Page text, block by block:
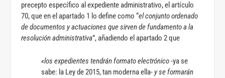
precepto específico al expediente administrativo, el artículo
70, que en el apartado 1 lo define como “el conjunto ordenado
de documentos y actuaciones que sirven de fundamento a la
resolución administrativa”, añadiendo el apartado 2 que
«los expedientes tendrán formato electrónico-ya se
sabe: la Ley de 2015, tan moderna ella- y se formarán